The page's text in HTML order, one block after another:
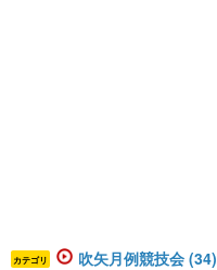
カテゴリ 吹矢月例競技会 (34)